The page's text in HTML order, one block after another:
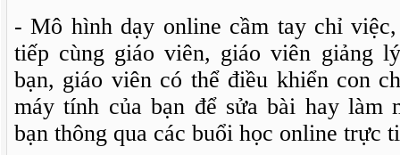
- Mô hình dạy online cầm tay chỉ
tiếp cùng giáo viên, giáo viên giảng
bạn, giáo viên có thể điều khiển con
máy tính của bạn để sửa bài hay làm
bạn thông qua các buổi học online trực